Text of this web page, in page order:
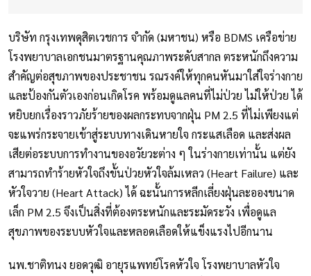
บริษัท กรุงเทพดุสิตเวชการ จำกัด (มหาชน) หรือ BDMS เครือข่าย
โรงพยาบาลเอกชนมาตรฐานคุณภาพระดับสากล ตระหนักถึงความ
สำคัญต่อสุขภาพของประชาชน รณรงค์ให้ทุกคนหันมาใส่ใจร่างกาย
และป้องกันตัวเองก่อนเกิดโรค พร้อมดูแลคนที่ไม่ป่วย ไม่ให้ป่วย ได้
หยิบยกเรื่องราวภัยร้ายของผลกระทบจากฝุ่น PM 2.5 ที่ไม่เพียงแต่
จะแพร่กระจายเข้าสู่ระบบทางเดินหายใจ กระแสเลือด และส่งผล
เสียต่อระบบการทำงานของอวัยวะต่าง ๆ ในร่างกายเท่านั้น แต่ยัง
สามารถทำร้ายหัวใจถึงขั้นป่วยหัวใจล้มเหลว (Heart Failure) และ
หัวใจวาย (Heart Attack) ได้ ฉะนั้นการหลีกเลี่ยงฝุ่นละอองขนาด
เล็ก PM 2.5 จึงเป็นสิ่งที่ต้องตระหนักและระมัดระวัง เพื่อดูแล
สุขภาพของระบบหัวใจและหลอดเลือดให้แข็งแรงไปอีกนาน
นพ.ชาติทนง ยอดวุฒิ อายุรแพทย์โรคหัวใจ โรงพยาบาลหัวใจ